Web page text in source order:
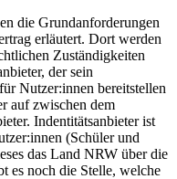
die Grundanforderungen
erläutert. Dort werden
Zuständigkeiten
der sein
Nutzer:innen bereitstellen
auf zwischen dem
Indentitätsanbieter ist
(Schüler und
das Land NRW über die
es noch die Stelle, welche